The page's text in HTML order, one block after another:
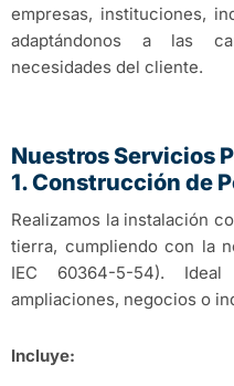
empresas, instituciones,
adaptándonos a las
necesidades del cliente.
Nuestros Servicios
1. Construcción de
Realizamos la instalación
tierra, cumpliendo con la
IEC 60364-5-54).
ampliaciones, negocios o
Incluye: